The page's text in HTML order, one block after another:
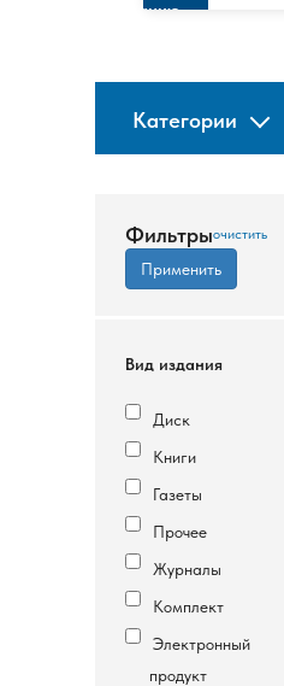
изданию
Категории
Фильтры
Вид издания
Диск
Книги
Газеты
Прочее
Журналы
Комплект
Электронный
продукт